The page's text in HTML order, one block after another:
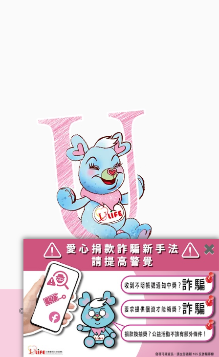
© 社團法人台灣優質生命協會. All Rights Reserved.隱私
權政策
網站維運 :加利利創意傳媒